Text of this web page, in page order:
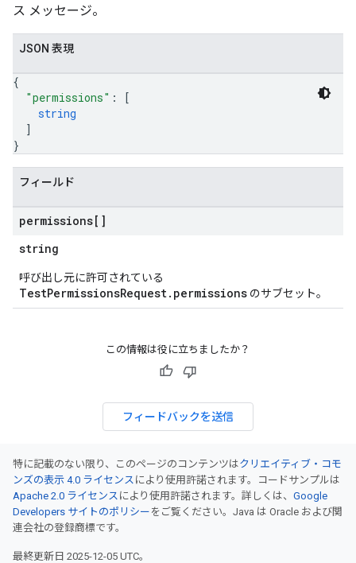
ス メッセージ。
JSON 表現
{
"permissions" :
[
string
]
}
フィールド
permissions[]
string
呼び出し元に許可されている
TestPermissionsRequest.permissions のサブセット。
この情報は役に立ちましたか？
フィードバックを送信
特に記載のない限り、このページのコンテンツはクリエイティブ・コモ
ンズの表示 4.0 ライセンス により使用許諾されます。コードサンプルは
Apache 2.0 ライセンス により使用許諾されます。詳しくは、 Google
Developers サイトのポリシー をご覧ください。Java は Oracle および関
連会社の登録商標です。
最終更新日 2025-12-05 UTC。